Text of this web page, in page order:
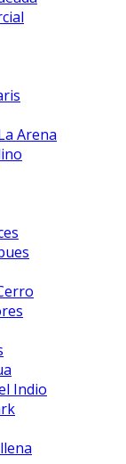
Arena
Indio